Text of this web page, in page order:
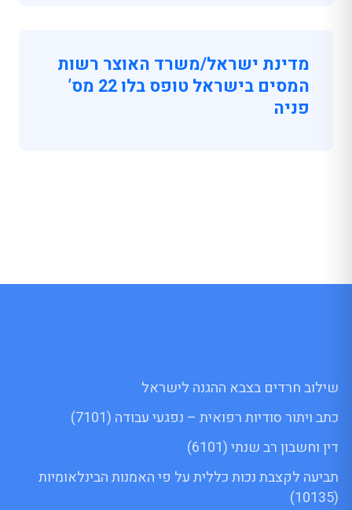
מדינת ישראל/משרד האוצר רשות
המסים בישראל טופס בלו 22 מס’
פניה
שילוב חרדים בצבא ההגנה לישראל
כתב ויתור סודיות רפואית – נפגעי עבודה (7101)
דין וחשבון רב שנתי (6101)
תביעה לקצבת נכות כללית על פי האמנות הבינלאומיות
(10135)